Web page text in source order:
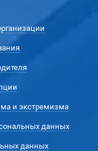
и экстремизма
данных
данных